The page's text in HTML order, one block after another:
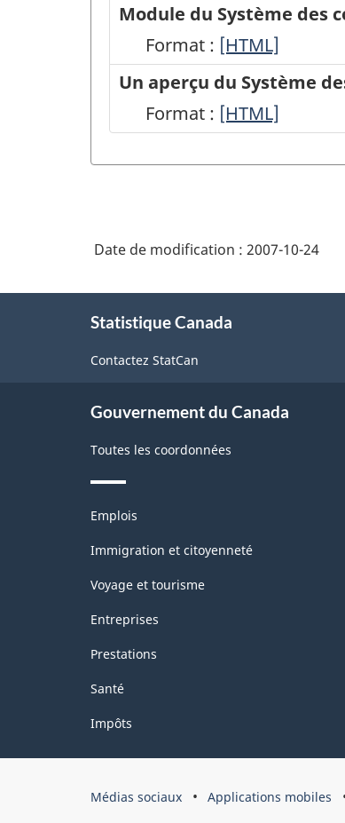
Module du Système des
Format : Module
du
Système
des
comptes
sur
Canada
-
[HTML]
Un aperçu du Système
Format : Un
du Système
économiques
nationaux
du
HTML
[HTML]
Date de modification : 2007-10-24
Statistique Canada
Contactez StatCan
Gouvernement du Canada
Toutes les coordonnées
Thèmes
sujets
Emplois
Immigration et citoyenneté
Voyage et tourisme
Entreprises
Prestations
Santé
Impôts
Organisation
Médias sociaux Applications mobiles